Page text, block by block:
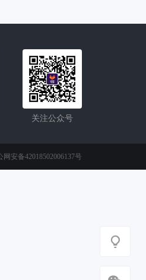
关注公众号
网安备42018502006137号